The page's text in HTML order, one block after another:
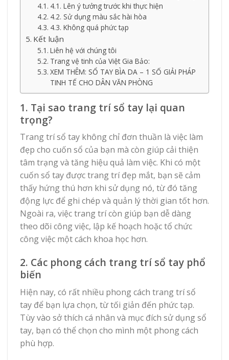
4.1. Lên ý tưởng trước khi thực hiện
4.2. Sử dụng màu sắc hài hòa
4.3. Không quá phức tạp
Kết luận
Liên hệ với chúng tôi
Trang vệ tinh của Việt Gia Bảo:
XEM THÊM: SỔ TAY BÌA DA – 1 SỐ GIẢI PHÁP
TINH TẾ CHO DÂN VĂN PHÒNG
1. Tại sao trang trí sổ tay lại quan
trọng?
Trang trí sổ tay không chỉ đơn thuần là việc làm
đẹp cho cuốn sổ của bạn mà còn giúp cải thiện
tâm trạng và tăng hiệu quả làm việc. Khi có một
cuốn sổ tay được trang trí đẹp mắt, bạn sẽ cảm
thấy hứng thú hơn khi sử dụng nó, từ đó tăng
động lực để ghi chép và quản lý thời gian tốt hơn.
Ngoài ra, việc trang trí còn giúp bạn dễ dàng
theo dõi công việc, lập kế hoạch hoặc tổ chức
công việc một cách khoa học hơn.
2. Các phong cách trang trí sổ tay phổ
biến
Hiện nay, có rất nhiều phong cách trang trí sổ
tay để bạn lựa chọn, từ tối giản đến phức tạp.
Tùy vào sở thích cá nhân và mục đích sử dụng sổ
tay, bạn có thể chọn cho mình một phong cách
phù hợp.